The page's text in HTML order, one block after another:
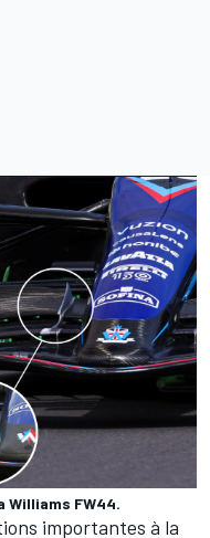
Williams FW44.
importantes à la